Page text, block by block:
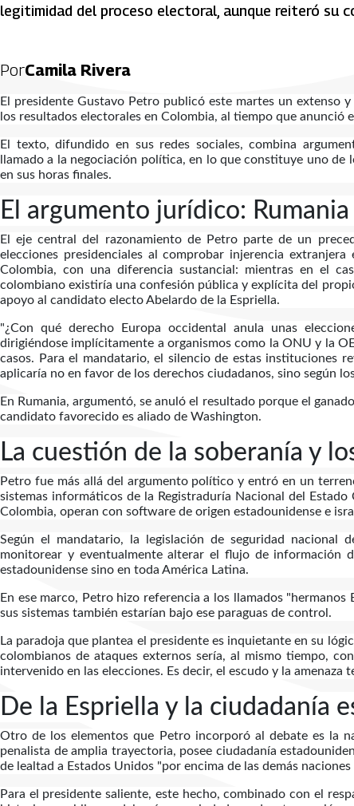
legitimidad del proceso electoral, aunque reiteró su
PorCamila Rivera
El presidente Gustavo Petro publicó este martes un extenso
los resultados electorales en Colombia, al tiempo que
El texto, difundido en sus redes sociales, combina
llamado a la negociación política, en lo que constituye uno
en sus horas finales.
El argumento jurídico:
El eje central del razonamiento de Petro parte de un
elecciones presidenciales al comprobar injerencia
Colombia, con una diferencia sustancial: mientras en el
colombiano existiría una confesión pública y explícita del
apoyo al candidato electo Abelardo de la Espriella.
"¿Con qué derecho Europa occidental anula unas
dirigiéndose implícitamente a organismos como la ONU y la
casos. Para el mandatario, el silencio de estas instituciones
aplicaría no en favor de los derechos ciudadanos, sino según
En Rumania, argumentó, se anuló el resultado porque el
candidato favorecido es aliado de Washington.
La cuestión de la soberanía y
Petro fue más allá del argumento político y entró en un
sistemas informáticos de la Registraduría Nacional del
Colombia, operan con software de origen estadounidense e
Según el mandatario, la legislación de seguridad nacional
monitorear y eventualmente alterar el flujo de información
estadounidense sino en toda América Latina.
En ese marco, Petro hizo referencia a los llamados
sus sistemas también estarían bajo ese paraguas de control.
La paradoja que plantea el presidente es inquietante en su
colombianos de ataques externos sería, al mismo tiempo,
intervenido en las elecciones. Es decir, el escudo y la amenaza
De la Espriella y la ciudadanía
Otro de los elementos que Petro incorporó al debate es la
penalista de amplia trayectoria, posee ciudadanía
de lealtad a Estados Unidos "por encima de las demás
Para el presidente saliente, este hecho, combinado con el